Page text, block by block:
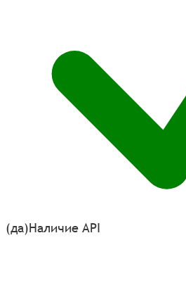
(да)Наличие API